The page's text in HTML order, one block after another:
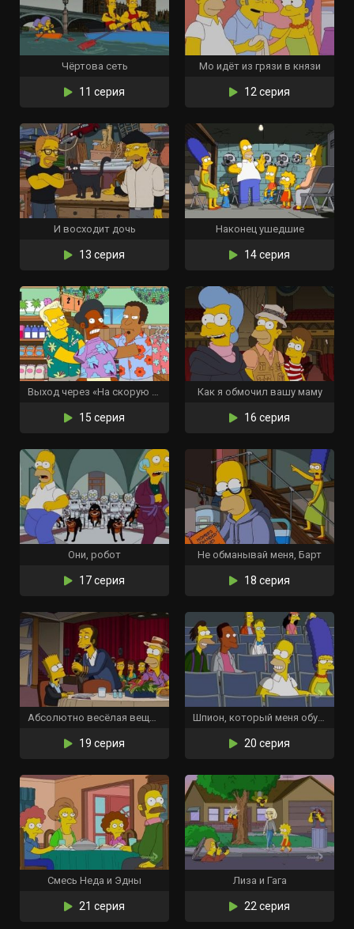
Чёртова сеть
11 серия
Мо идёт из грязи в князи
12 серия
И восходит дочь
13 серия
Наконец ушедшие
14 серия
Выход через «На скорую руку»
15 серия
Как я обмочил вашу маму
16 серия
Они, робот
17 серия
Не обманывай меня, Барт
18 серия
Абсолютно весёлая вещь, которую Барт больше никогда не сделает
19 серия
Шпион, который меня обучил
20 серия
Смесь Неда и Эдны
21 серия
Лиза и Гага
22 серия